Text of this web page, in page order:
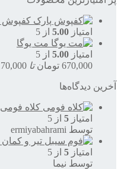
کفپوش
امتیاز 5.00 از 5
مت یوگا
امتیاز 5.00 از 5
670,000 تومان تا
آخرین دیدگاه‌ها
کلاه فومی
امتیاز 5 از 5
توسط ermiyabahrami
امتیاز 5 از 5
توسط نیما